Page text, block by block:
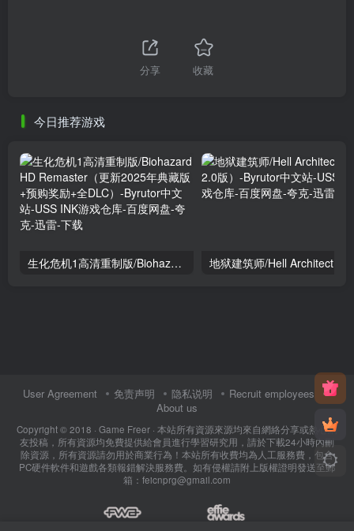
分享 收藏
今日推荐游戏
生化危机1高清重制版/Biohazard HD Remaster（更新2025年典藏版+预购奖励+全DLC）
User Agreement 免责声明 隐私说明
Recruit employees
About us
Copyright © 2018 · Game Freer · 本站所有資源來源均來自網絡分享或熱心網
友投稿，所有資源均免費提供給會員進行學習研究用，請於下載24小時內刪
除資源，所有資源請勿用於商業行為！本站所有收費均為人工服務費，包含
PC硬件軟件和遊戲各類報錯解決服務費。如有侵權請附上版權證明發送至郵
箱：feicnprg@gmail.com